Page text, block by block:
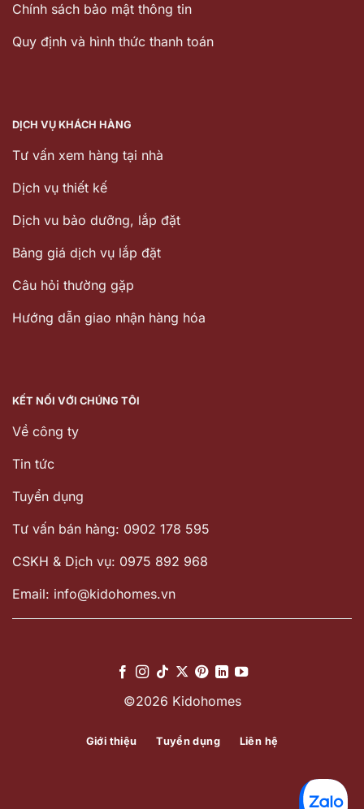
Chính sách bảo mật thông tin
Quy định và hình thức thanh toán
DỊCH VỤ KHÁCH HÀNG
Tư vấn xem hàng tại nhà
Dịch vụ thiết kế
Dịch vu bảo dưỡng, lắp đặt
Bảng giá dịch vụ lắp đặt
Câu hỏi thường gặp
Hướng dẫn giao nhận hàng hóa
KẾT NỐI VỚI CHÚNG TÔI
Về công ty
Tin tức
Tuyển dụng
Tư vấn bán hàng: 0902 178 595
CSKH & Dịch vụ: 0975 892 968
Email: info@kidohomes.vn
©2026 Kidohomes
Giới thiệu Tuyển dụng Liên hệ